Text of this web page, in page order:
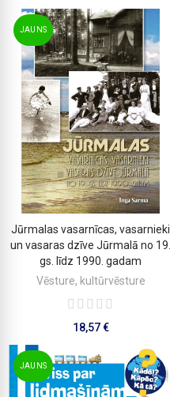
JAUNS
PIEVIENOT GROZAM
Jūrmalas vasarnīcas, vasarnieki
un vasaras dzīve Jūrmalā no 19.
gs. līdz 1990. gadam
Vēsture, kultūrvēsture
18,57 €
JAUNS